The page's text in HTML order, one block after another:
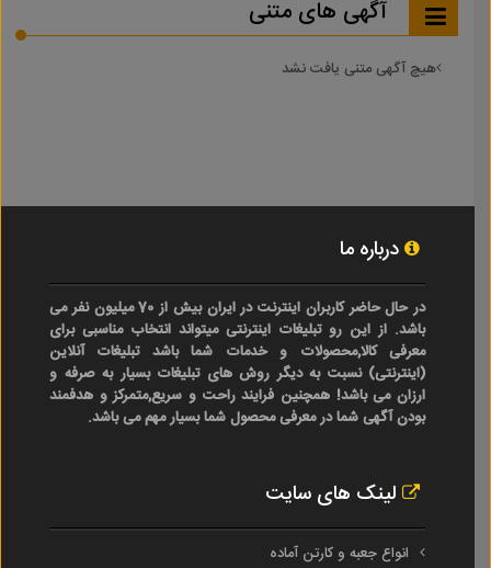
آگهی های متنی
هیچ آگهی متنی یافت نشد
درباره ما
در حال حاضر کاربران اینترنت در ایران بیش از 70 میلیون نفر می
باشد. از این رو تبلیغات اینترنتی میتواند انتخاب مناسبی برای
معرفی کالا,محصولات و خدمات شما باشد تبلیغات آنلاین
(اینترنتی) نسبت به دیگر روش های تبلیغات بسیار به صرفه و
ارزان می باشد! همچنین فرایند راحت و سریع,متمرکز و هدفمند
بودن آگهی شما در معرفی محصول شما بسیار مهم می باشد.
لینک های سایت
انواع جعبه و کارتن آماده